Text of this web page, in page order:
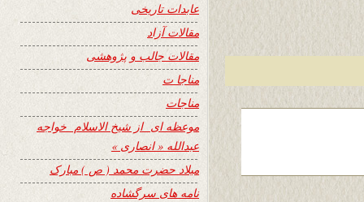
عابدات تاریخی
مقالات آزاد
مقالات جالب و پژوهشی
مناجا ت
مناجات
موعظه ای از شیخ الاسلام خواجه
عبدالله « انصاری »
میلاد حضرت محمد ( ص ) مبارک
نامه های سرگشاده